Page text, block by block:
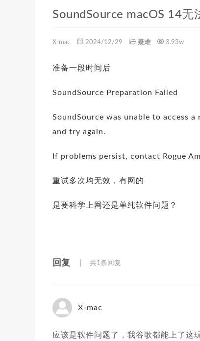
SoundSource macOS 14无
X-mac 2024/12/29 疑难 3.93w
准备一段时间后
SoundSource Preparation Failed
SoundSource was unable to access
and try again.
If problems persist, contact Rogue
重试多次均无效，有网的
是要科学上网还是单纯软件问题？
回复 共1条回复
X-mac
应该是软件问题了，我谷歌都能上了这